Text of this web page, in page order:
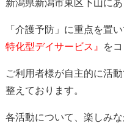
新潟県新潟市東区下山に
「介護予防」に重点を置い
特化型デイサービス』
を
ご利用者様が自主的に活
整えております。
各活動について、楽しみ